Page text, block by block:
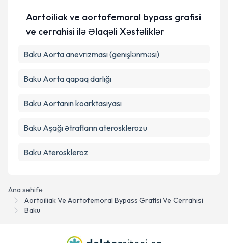
Təqvim Tələbini Göndər
Ana səhifə
Aortoiliak Ve Aortofemoral Bypass Grafisi Ve Cerrahisi
Baku
Aortoiliak ve aortofemoral bypass grafisi
ve cerrahisi ilə Əlaqəli Xəstəliklər
Baku Aorta anevrizması (genişlənməsi)
Baku Aorta qapaq darlığı
Baku Aortanın koarktasiyası
Baku Aşağı ətrafların aterosklerozu
Baku Ateroskleroz